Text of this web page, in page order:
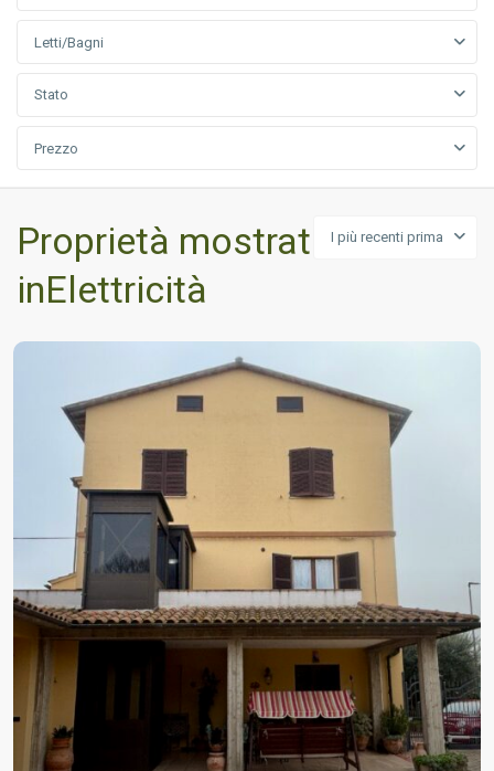
Letti/Bagni
Stato
Prezzo
I più recenti prima
Proprietà mostrata
inElettricità